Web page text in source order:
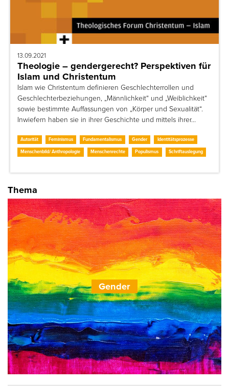
13.09.2021
Theologie – gendergerecht? Perspektiven für
Islam und Christentum
Islam wie Christentum definieren Geschlechterrollen und
Geschlechterbeziehungen, „Männlichkeit“ und „Weiblichkeit“
sowie bestimmte Auffassungen von „Körper und Sexualität“.
Inwiefern haben sie in ihrer Geschichte und mittels ihrer…
Autorität Feminismus Fundamentalismus Gender
Identitätsprozesse
Menschenbild/ Anthropologie
Menschenrechte Populismus Schriftauslegung
Thema
Gender